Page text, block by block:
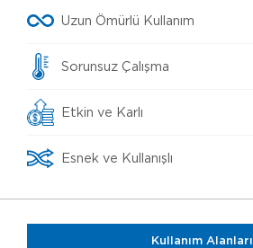
Uzun Ömürlü Kullanım
Sorunsuz Çalışma
Etkin ve Karlı
Esnek ve Kullanışlı
Kullanım Alanları